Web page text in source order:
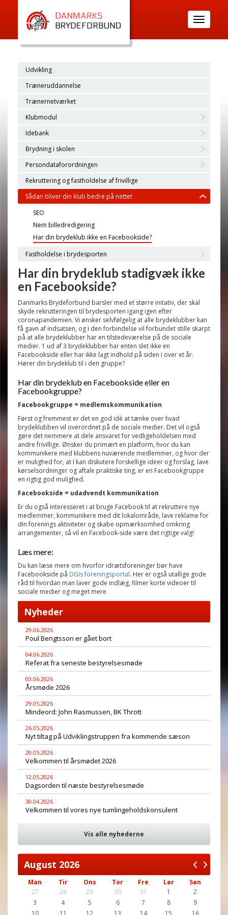
Toggle
navigation
Udvikling
Træneruddannelse
Trænernetværket
Klubmodul
Idebank
Brydning i skolen
Persondataforordningen
Rekruttering og fastholdelse af frivillige
Sådan bliver din klub bedre på nettet
SEO
Nem billedredigering
Har din brydeklub ikke en Facebookside?
Fastholdelse i brydesporten
Har din brydeklub stadigvæk ikke
en Facebookside?
Danmarks Brydeforbund barsler med et større initativ, der skal
skyde rekrutteringen til brydesporten igang igen efter
coronapandemien. Vi ønsker selvfølgelig at alle brydeklubber kan
få gavn af indsatsen, og i den forbindelse vil forbundet stille skarpt
på at alle brydeklubber har en tilstedeværelse på de sociale
medier. 1 ud af 3 brydeklubber har enten slet ikke en
Facebookside eller har ikke lagt indhold på siden i over et år.
Hører din brydeklub til i den gruppe?
Har din brydeklub en Facebookside eller en
Facebookgruppe?
Facebookgruppe = medlemskommunikation
Først og fremmest er det en god idé at tænke over hvad
brydeklubben vil overordnet på de sociale medier. Det vil også
gøre det nemmere at dele ansvaret for vedligeholdelsen med
andre frivillige. Ønsker du primært en platform, hvor du kan
kommunikere med klubbens nuværende medlemmer, og hvor der
er mulighed for, at I kan diskutere forskellige ideer og forslag, lave
kørselsordninger og aftale praktiske ting, er en Facebookgruppe
en rigtig god mulighed.
Facebookside = udadvendt kommunikation
Er du også interesseret i at bruge Facebook til at rekruttere nye
medlemmer, kommunikere med dit lokalområde, lave reklame for
din forenings aktiviteter og skabe opmærksomhed omkring
arrangementer, så vil en Facebook-side være det rigtige valg!
Læs mere:
Du kan læse mere om hvorfor idrætsforeninger bør have
Facebookside på DGIs foreningsportal. Her er også utallige gode
råd til hvordan man laver gode indlæg, filmer korte videoer til
sociale medier og meget mere.
Nyheder
29.06.2026
Poul Bengtsson er gået bort
04.06.2026
Referat fra seneste bestyrelsesmøde
03.06.2026
Årsmøde 2026
29.05.2026
Mindeord: John Rasmussen, BK Thrott
26.05.2026
Nyt tiltag på Udviklingstruppen fra kommende sæson
20.05.2026
Velkommen til årsmødet 2026
12.05.2026
Dagsorden til næste bestyrelsesmøde
30.04.2026
Velkommen til vores nye tumlingeholdskonsulent
Vis alle nyhederne
August 2026
Man Tir Ons Tor Fre Lør
Søn
27
28 29 30 31 1
2
3
4 5 6 7 8
9
10
11 12 13 14 15 16